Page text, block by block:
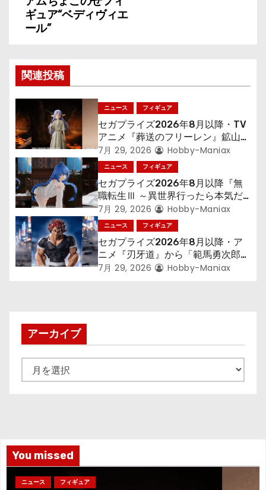
ゲ
ー
シ
ョ
ン
ギュア“ベディヴィエ
ール”
関連投稿
ニュース フィギュア
セガプライズ2026年8月以降・TV
アニメ『葬送のフリーレン』鉱山で
300年働くことになっっちゃった
「フリーレン」を立体化！
7月 29, 2026 Hobby-Maniax
ニュース フィギュア
セガプライズ2026年8月以降『無
職転生Ⅲ ～異世界行ったら本気だ
す～』から「ロキシー」のフィギュ
アが登場！
7月 29, 2026 Hobby-Maniax
ニュース フィギュア
セガプライズ2026年8月以降・ア
ニメ『刃牙道』から「範馬勇次郎」
が登場ッッ!!
7月 29, 2026 Hobby-Maniax
アーカイブ
ー
You missed
ニュース フィギュア